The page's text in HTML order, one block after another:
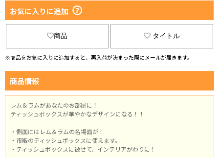
お気に入りに追加
商品 タイトル
※商品をお気に入りに追加すると、再入荷が決まった際にメールが届きます。
商品情報
レム＆ラムがあなたのお部屋に！
ティッシュボックスが華やかなデザインになる！！
・側面にはレム＆ラムの名場面が！
・市販のティッシュボックスに使えます。
・ティッシュボックスに被せて、インテリアがわりに！